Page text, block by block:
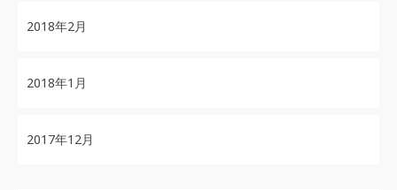
2018年2月
2018年1月
2017年12月